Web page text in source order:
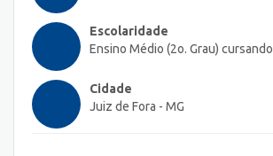
Escolaridade
Ensino Médio (2o. Grau) cursando
Cidade
Juiz de Fora - MG